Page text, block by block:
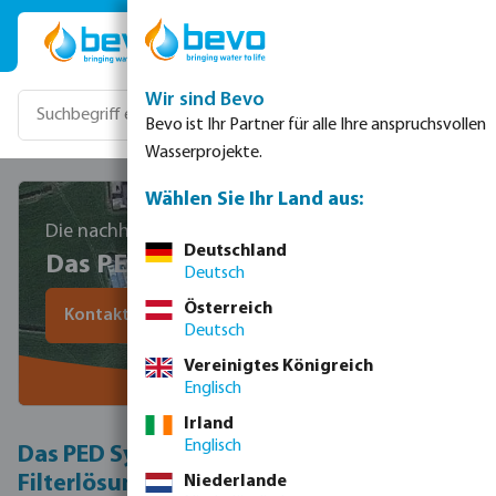
Zum Hauptinhalt springen
Die nachhaltige Filtrationslösung
Das PED System
Kontaktieren Sie uns mit Ihren Projektanforderungen
Das PED System: Eine nachhaltige
Filterlösung
Wir sind Bevo
Bevo ist Ihr Partner für alle Ihre anspruchsvollen
Wasserprojekte.
Wählen Sie Ihr Land aus:
Deutschland
Deutsch
Österreich
Deutsch
Vereinigtes Königreich
Englisch
Irland
Englisch
Niederlande